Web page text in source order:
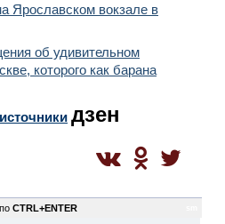
Ярославском вокзале в
об удивительном
которого как барана
дзен
CTRL+ENTER